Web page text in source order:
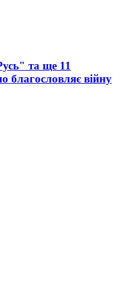
та ще 11
благословляє війну